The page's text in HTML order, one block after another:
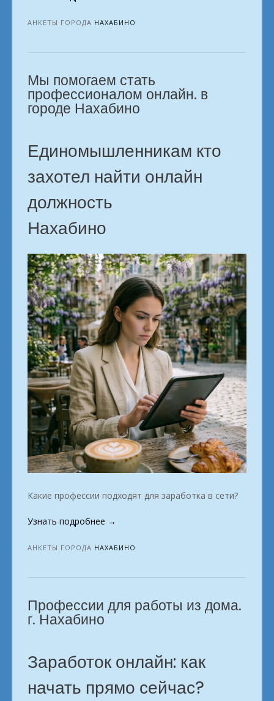
делом
в
Нахабино»
АНКЕТЫ ГОРОДА НАХАБИНО
Мы помогаем стать
профессионалом онлайн. в
городе Нахабино
Единомышленникам кто
захотел найти онлайн
должность
Нахабино
Какие профессии подходят для заработка в сети?
Узнать подробнее «Мы
стать
онлайн.
городе
Нахабино»
→
АНКЕТЫ ГОРОДА НАХАБИНО
Профессии для работы из дома.
г. Нахабино
Заработок онлайн: как
начать прямо сейчас?